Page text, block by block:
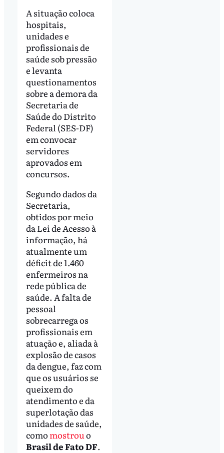
A situação coloca
hospitais,
unidades e
profissionais de
saúde sob pressão
e levanta
questionamentos
sobre a demora da
Secretaria de
Saúde do Distrito
Federal (SES-DF)
em convocar
servidores
aprovados em
concursos.
Segundo dados da
Secretaria,
obtidos por meio
da Lei de Acesso à
informação, há
atualmente um
déficit de 1.460
enfermeiros na
rede pública de
saúde. A falta de
pessoal
sobrecarrega os
profissionais em
atuação e, aliada à
explosão de casos
da dengue, faz com
que os usuários se
queixem do
atendimento e da
superlotação das
unidades de saúde,
como mostrou o
Brasil de Fato DF.